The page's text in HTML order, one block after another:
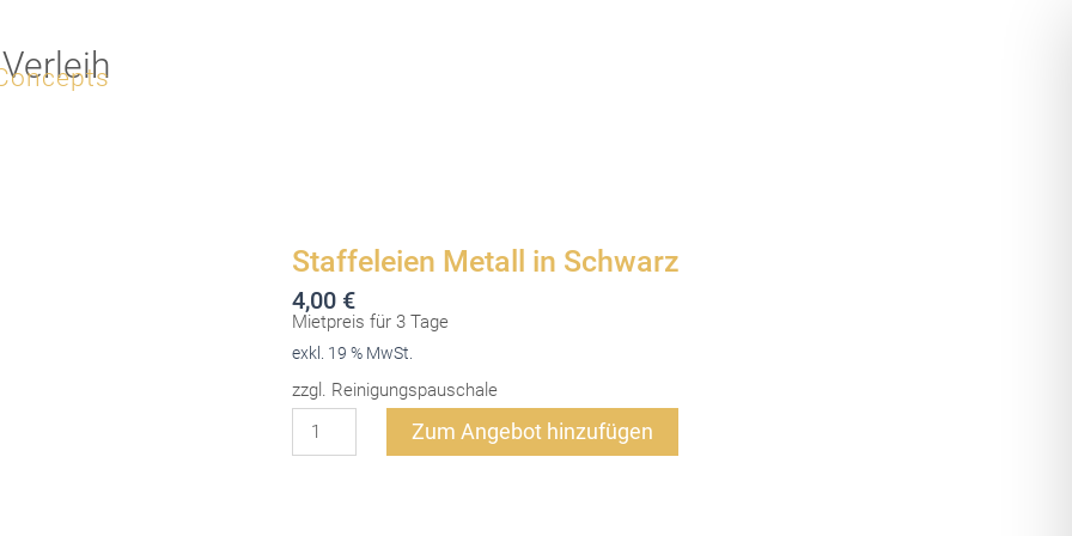
Verleih
Staffeleien Metall in Schwarz
4,00 €
Mietpreis für 3 Tage
exkl. 19 % MwSt.
zzgl. Reinigungspauschale
Staffeleien
Zum Angebot hinzufügen